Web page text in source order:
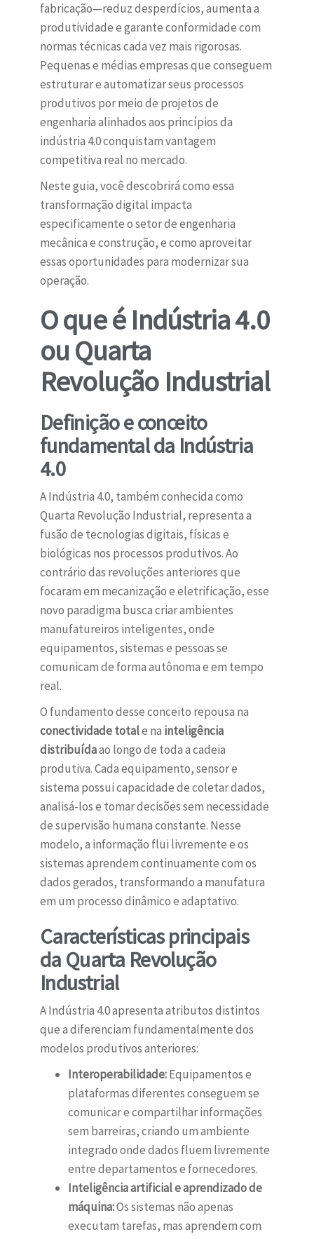
fabricação—reduz desperdícios, aumenta a
produtividade e garante conformidade com
normas técnicas cada vez mais rigorosas.
Pequenas e médias empresas que conseguem
estruturar e automatizar seus processos
produtivos por meio de projetos de
engenharia alinhados aos princípios da
indústria 4.0 conquistam vantagem
competitiva real no mercado.
Neste guia, você descobrirá como essa
transformação digital impacta
especificamente o setor de engenharia
mecânica e construção, e como aproveitar
essas oportunidades para modernizar sua
operação.
O que é Indústria 4.0
ou Quarta
Revolução Industrial
Definição e conceito
fundamental da Indústria
4.0
A Indústria 4.0, também conhecida como
Quarta Revolução Industrial, representa a
fusão de tecnologias digitais, físicas e
biológicas nos processos produtivos. Ao
contrário das revoluções anteriores que
focaram em mecanização e eletrificação, esse
novo paradigma busca criar ambientes
manufatureiros inteligentes, onde
equipamentos, sistemas e pessoas se
comunicam de forma autônoma e em tempo
real.
O fundamento desse conceito repousa na
conectividade totale na inteligência
distribuídaao longo de toda a cadeia
produtiva. Cada equipamento, sensor e
sistema possui capacidade de coletar dados,
analisá-los e tomar decisões sem necessidade
de supervisão humana constante. Nesse
modelo, a informação flui livremente e os
sistemas aprendem continuamente com os
dados gerados, transformando a manufatura
em um processo dinâmico e adaptativo.
Características principais
da Quarta Revolução
Industrial
A Indústria 4.0 apresenta atributos distintos
que a diferenciam fundamentalmente dos
modelos produtivos anteriores:
Interoperabilidade:Equipamentos e
plataformas diferentes conseguem se
comunicar e compartilhar informações
sem barreiras, criando um ambiente
integrado onde dados fluem livremente
entre departamentos e fornecedores.
Inteligência artificial e aprendizado de
máquina:Os sistemas não apenas
executam tarefas, mas aprendem com